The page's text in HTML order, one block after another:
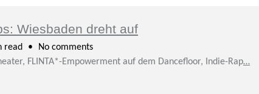
Wiesbaden dreht auf
read
No comments
FLINTA*-Empowerment auf dem Dancefloor, Indie-Rap…